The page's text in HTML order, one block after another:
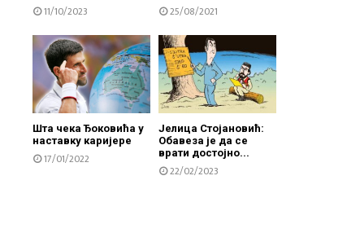
11/10/2023 25/08/2021
Шта чека Ђоковића у
наставку каријере
17/01/2022
Јелица Стојановић:
Обавеза је да се
врати достојно...
22/02/2023